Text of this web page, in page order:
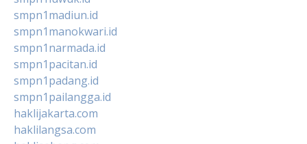
smpn1madiun.id
smpn1manokwari.id
smpn1narmada.id
smpn1pacitan.id
smpn1padang.id
smpn1pailangga.id
haklijakarta.com
haklilangsa.com